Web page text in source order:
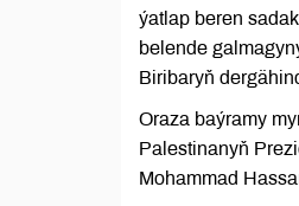
ýatlap beren
belende
Biribaryň
Oraza baýramy
Palestinanyň
Mohammad